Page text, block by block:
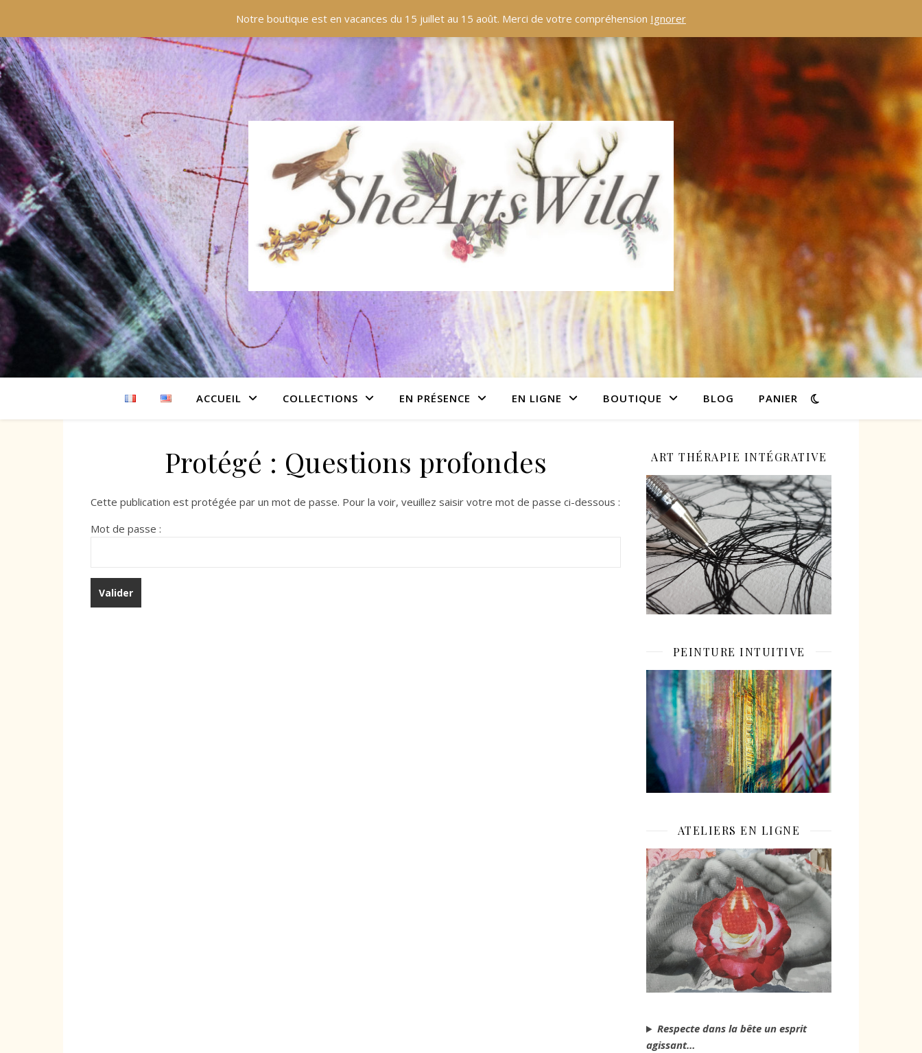
Notre boutique est en vacances du 15 juillet au 15 août. Merci de votre compréhension Ignorer
COLLECTIONS EN PRÉSENCE EN LIGNE BOUTIQUE BLOG PANIER
ACCUEIL COLLECTIONS EN PRÉSENCE EN LIGNE BOUTIQUE BLOG PANIER
Protégé : Questions profondes
Cette publication est protégée par un mot de passe. Pour la voir, veuillez saisir votre mot de passe ci-dessous :
Mot de passe :
ART THÉRAPIE INTÉGRATIVE
PEINTURE INTUITIVE
ATELIERS EN LIGNE
Respecte dans la bête un esprit
agissant…